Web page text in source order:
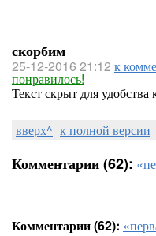
скорбим
25-12-2016 21:12 к
понравилось!
Текст скрыт для
вверх^ к полной версии
Комментарии (62):
Комментарии (62):